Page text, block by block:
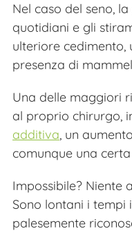
Nel caso del seno,
quotidiani e gli
ulteriore
presenza di
Una delle maggiori
al proprio chirurgo,
additiva, un
comunque una
Impossibile? Niente
Sono lontani i tempi
palesemente